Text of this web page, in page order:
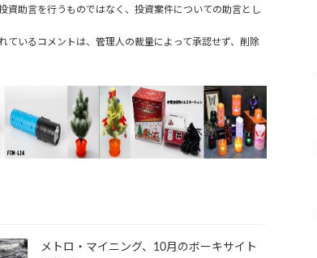
資助言を行うものではなく、投資案件についての助言とし
ているコメントは、管理人の裁量によって承認せず、削除
メトロ・マイニング、10月のボーキサイト